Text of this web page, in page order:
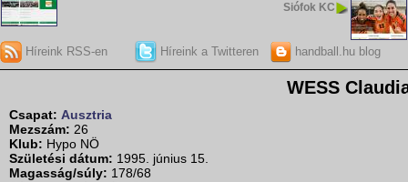
Siófok KC
Híreink RSS-en Híreink a Twitteren handball.hu blog
WESS
Csapat: Ausztria
Mezszám: 26
Klub: Hypo NÖ
Születési dátum: 1995. június 15.
Magasság/súly: 178/68